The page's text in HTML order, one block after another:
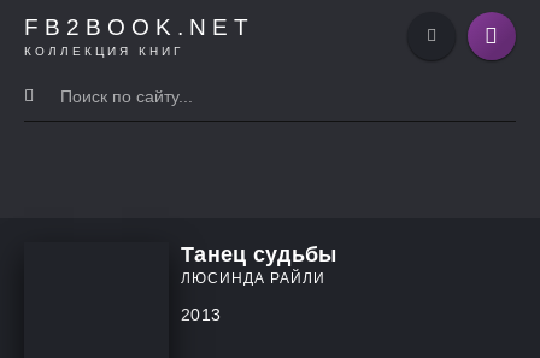
FB2BOOK.NET
КОЛЛЕКЦИЯ КНИГ
Танец судьбы
ЛЮСИНДА РАЙЛИ
2013